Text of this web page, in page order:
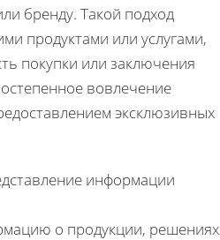
бренду. Такой подход
продуктами или услугами,
покупки или заключения
вовлечение
эксклюзивных
информации
о продукции, решениях